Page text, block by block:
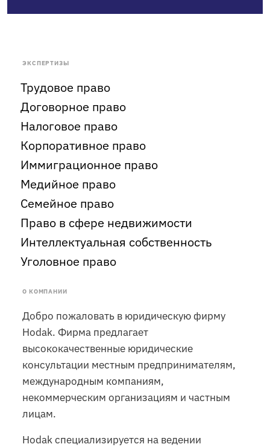
ЭКСПЕРТИЗЫ
Трудовое право
Договорное право
Налоговое право
Корпоративное право
Иммиграционное право
Медийное право
Семейное право
Право в сфере недвижимости
Интеллектуальная собственность
Уголовное право
О КОМПАНИИ
Добро пожаловать в юридическую фирму
Hodak. Фирма предлагает
высококачественные юридические
консультации местным предпринимателям,
международным компаниям,
некоммерческим организациям и частным
лицам.
Hodak специализируется на ведении